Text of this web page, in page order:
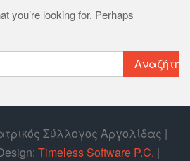
you’re looking for. Perhaps
Σύλλογος Αργολίδας |
Timeless Software P.C. |